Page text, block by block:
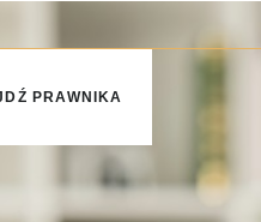
PRAWNIKA